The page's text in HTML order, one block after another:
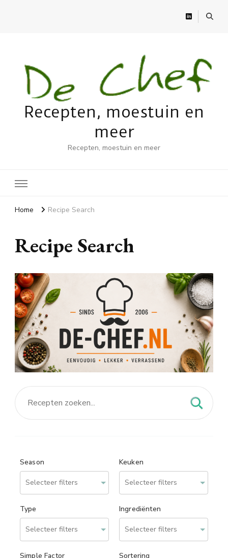
Recepten, moestuin en
meer
Recepten, moestuin en meer
Home Recipe Search
Recipe Search
Season Keuken
Type Ingrediënten
Simple Factor Sortering